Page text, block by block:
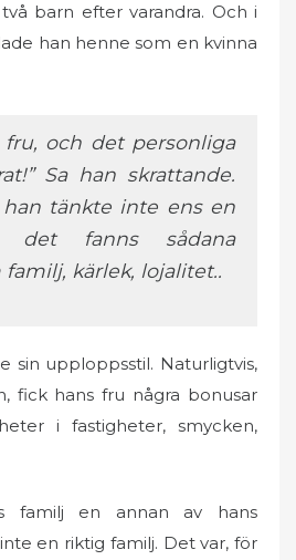
barn efter varandra. Och i
han henne som en kvinna
fru, och det personliga
Sa han skrattande.
han tänkte inte ens en
det fanns sådana
kärlek, lojalitet..
sin upploppsstil. Naturligtvis,
fick hans fru några bonusar
i fastigheter, smycken,
familj en annan av hans
en riktig familj. Det var, för